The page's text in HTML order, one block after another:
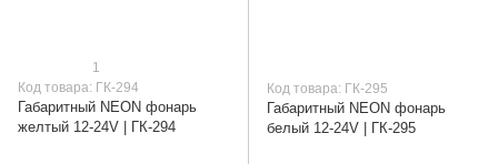
1
Код товара: ГК-294
Габаритный NEON фонарь
желтый 12-24V | ГК-294
Код товара: ГК-295
Габаритный NEON фонарь
белый 12-24V | ГК-295